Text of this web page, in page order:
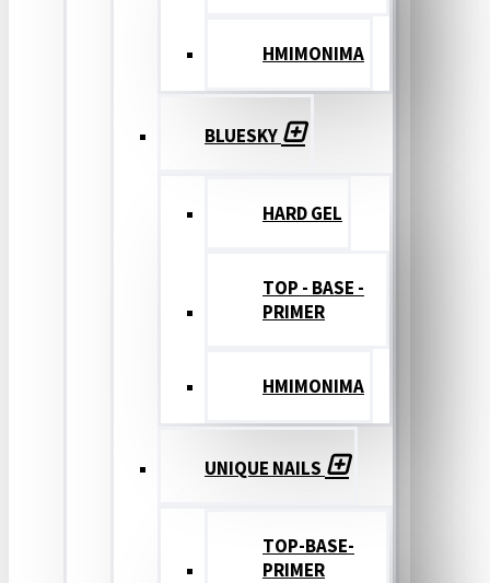
ΗΜΙΜΟΝΙΜΑ
BLUESKY
HARD GEL
TOP - BASE -
PRIMER
ΗΜΙΜΟΝΙΜΑ
UNIQUE NAILS
TOP-BASE-
PRIMER